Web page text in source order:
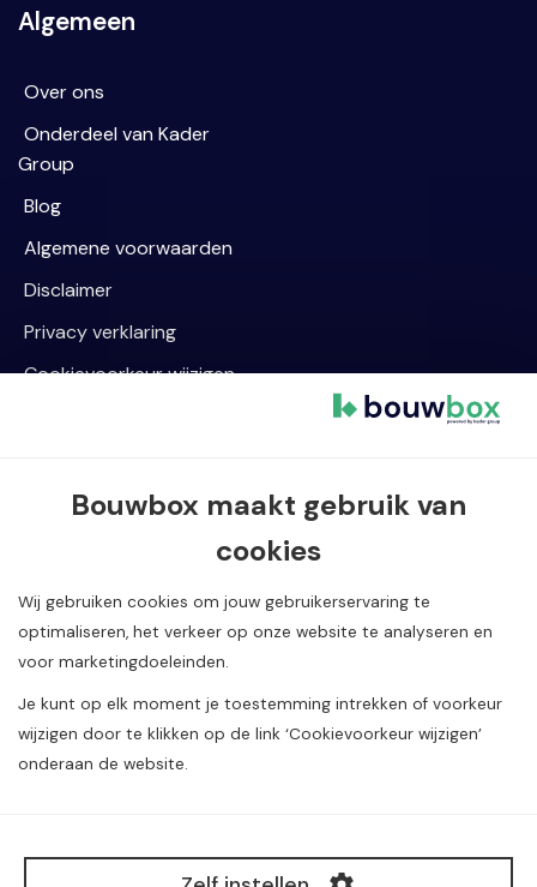
Algemeen
Over ons
Onderdeel van Kader
Group
Blog
Algemene voorwaarden
Disclaimer
Privacy verklaring
Cookievoorkeur wijzigen
Van Dijklaan 5, 5581 WG Waalre
Media©B.V.
Bouwbox maakt gebruik van
cookies
Wij gebruiken cookies om jouw gebruikerservaring te
optimaliseren, het verkeer op onze website te analyseren en
voor marketingdoeleinden.
Je kunt op elk moment je toestemming intrekken of voorkeur
wijzigen door te klikken op de link ‘Cookievoorkeur wijzigen’
onderaan de website.